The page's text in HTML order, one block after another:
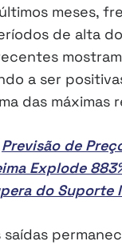
meses,
de alta
a ser
das máximas
Previsão de
Explode
do Suporte
saídas